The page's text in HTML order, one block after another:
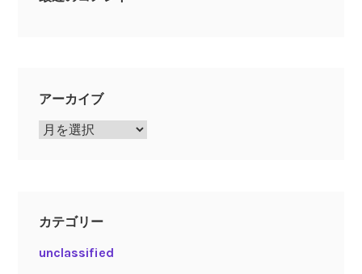
アーカイブ
ア
カテゴリー
unclassified